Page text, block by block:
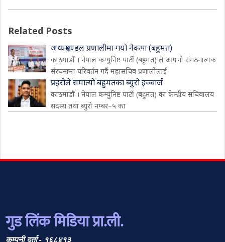
Related Posts
अध्यक्षमण्डल प्रणालीमा गयो नेकपा (बहुमत)
काठमाडौं । नेपाल कम्युनिष्ट पार्टी (बहुमत) ले आफ्नो संगठनात्मक
संरचनामा परिवर्तन गर्दै महासचिव प्रणालीलाई
प्रहरीले समात्यो बहुमतका ब्युरो इञ्चार्ज
काठमाडौं । नेपाल कम्युनिष्ट पार्टी (बहुमत) का केन्द्रीय सचिवालय
सदस्य तथा ब्युरो नम्बर–५ का
गुड लिंक मिडिया प्रा.ली.
कम्पनी दर्ता - १६८४१३